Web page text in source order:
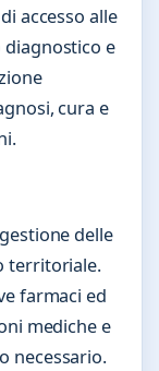
accesso alle
e
cura e
delle
territoriale.
farmaci ed
mediche e
necessario.